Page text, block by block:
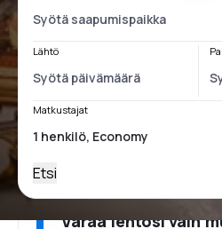
Lähtö
Matkustajat
Etsi
Varaa lentosi vain